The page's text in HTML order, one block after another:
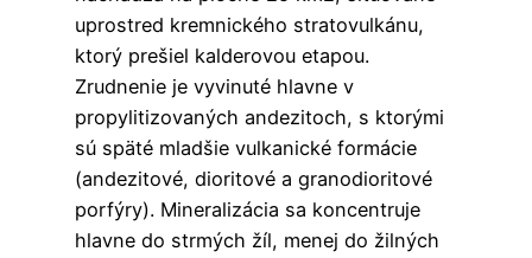
uprostred kremnického stratovulkánu,
ktorý prešiel kalderovou etapou.
Zrudnenie je vyvinuté hlavne v
propylitizovaných andezitoch, s ktorými
sú späté mladšie vulkanické formácie
(andezitové, dioritové a granodioritové
porfýry). Mineralizácia sa koncentruje
hlavne do strmých žíl, menej do žilných